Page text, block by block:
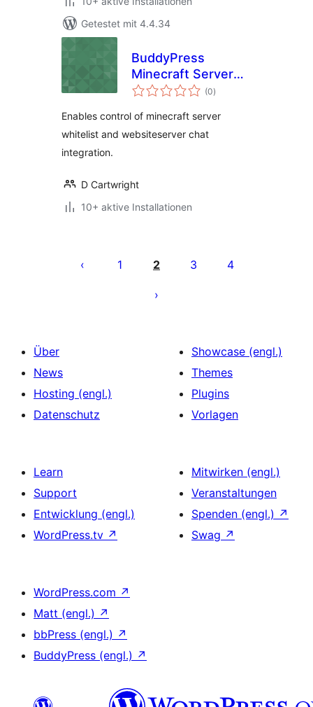
Getestet mit 4.4.34
BuddyPress
Minecraft Server
Group
(0Bewertungen
insgesamt
)
Enables control of minecraft server
whitelist and websiteserver chat
integration.
D Cartwright
10+ aktive Installationen
der
1 2 3 4
Über
News
Hosting (engl.)
Datenschutz
Showcase (engl.)
Themes
Plugins
Vorlagen
Learn
Support
Entwicklung (engl.)
WordPress.tv ↗
Mitwirken (engl.)
Veranstaltungen
Spenden (engl.) ↗
Swag ↗
WordPress.com ↗
Matt (engl.) ↗
bbPress (engl.) ↗
BuddyPress (engl.) ↗